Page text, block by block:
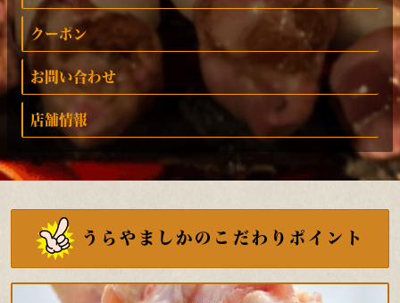
クーポン
お問い合わせ
店舗情報
うらやましかのこだわりポイント